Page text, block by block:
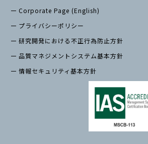
Corporate Page (English)
プライバシーポリシー
研究開発における不正行為防止方針
品質マネジメントシステム基本方針
情報セキュリティ基本方針